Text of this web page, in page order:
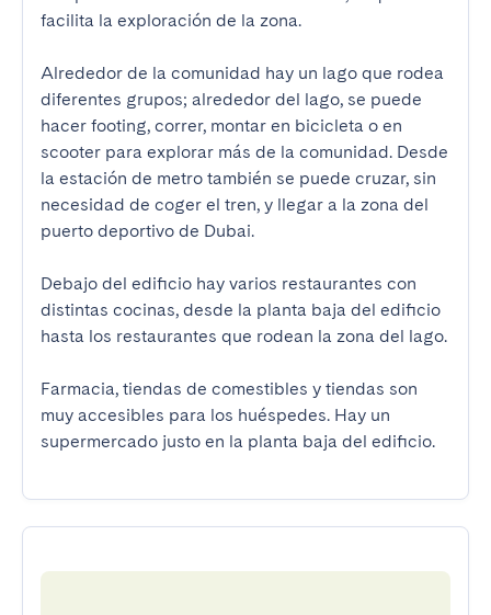
facilita la exploración de la zona.
Alrededor de la comunidad hay un lago que rodea
diferentes grupos; alrededor del lago, se puede
hacer footing, correr, montar en bicicleta o en
scooter para explorar más de la comunidad. Desde
la estación de metro también se puede cruzar, sin
necesidad de coger el tren, y llegar a la zona del
puerto deportivo de Dubai.
Debajo del edificio hay varios restaurantes con
distintas cocinas, desde la planta baja del edificio
hasta los restaurantes que rodean la zona del lago.
Farmacia, tiendas de comestibles y tiendas son
muy accesibles para los huéspedes. Hay un
supermercado justo en la planta baja del edificio.